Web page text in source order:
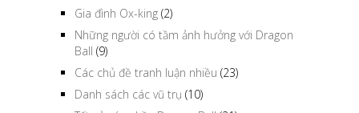
Gia đình Ox-king (2)
Những người có tầm ảnh hưởng với Dragon
Ball (9)
Các chủ đề tranh luận nhiều (23)
Danh sách các vũ trụ (10)